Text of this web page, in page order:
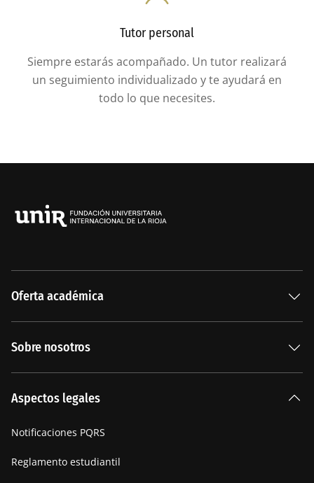
Tutor personal
Siempre estarás acompañado. Un tutor realizará
un seguimiento individualizado y te ayudará en
todo lo que necesites.
Oferta académica
Sobre nosotros
Manifiesto
Aspectos legales
Notificaciones PQRS
Reglamento estudiantil